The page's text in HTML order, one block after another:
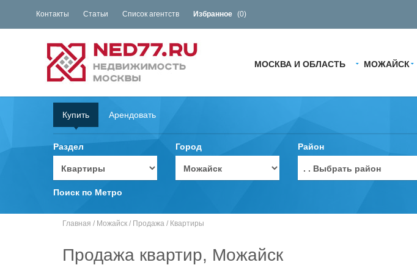
Контакты Статьи Список агентств Избранное (0)
МОСКВА И ОБЛАСТЬ МОЖАЙСК
Купить Арендовать
Раздел Город Район
. . Выбрать район
Поиск по Метро
Главная / Можайск / Продажа / Квартиры
Продажа квартир, Можайск